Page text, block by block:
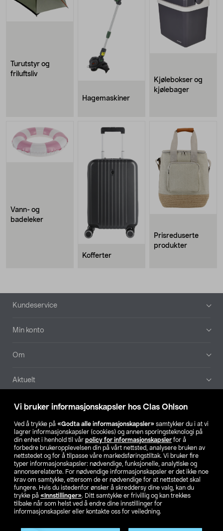
Vi bruker informasjonskapsler hos Clas Ohlson
Ved å trykke på «Godta alle informasjonskapsler» samtykker du i at vi
lagrer informasjonskapsler (cookies) og annen sporingsteknologi på
din enhet i henhold til vår policy for informasjonskapsler for å
forbedre brukeropplevelsen din på vårt nettsted, analysere bruken av
nettstedet og for å tilpasse våre markedsføringstiltak. Vi bruker fire
typer informasjonskapsler: nødvendige, funksjonelle, analytiske og
annonserelaterte. For nødvendige informasjonskapsler er det ikke noe
krav om samtykke, ettersom de er nødvendige for at nettstedet skal
fungere. Hvis du istedenfor ønsker å skreddersy dine valg, kan du
trykke på «Innstillinger». Ditt samtykke er frivillig og kan trekkes
tilbake når som helst ved å endre dine innstillinger for
informasjonskapsler eller kontakte oss for veiledning.
Turutstyr og
friluftsliv
Hagemaskiner
Kjølebokser og
kjølebager
Vann- og
badeleker
Kofferter
Prisreduserte
produkter
Bunntekst
Kundeservice
Min konto
Om
Aktuelt
Våre selskaper
Finn din butikk
SE NO FI